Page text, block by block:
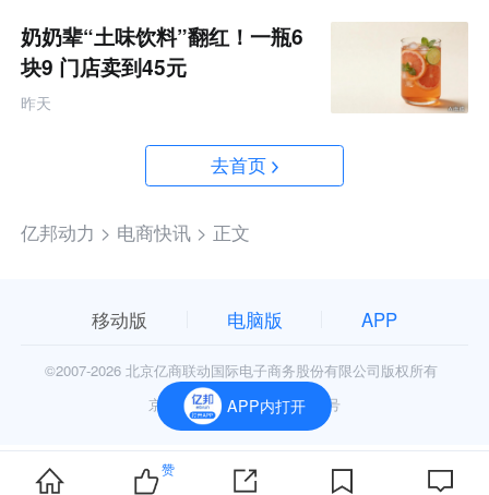
奶奶辈“土味饮料”翻红！一瓶6
块9 门店卖到45元
昨天
去首页
亿邦动力 > 电商快讯 > 正文
APP内打开
赞
移动版 电脑版 APP
©2007-2026 北京亿商联动国际电子商务股份有限公司版权所有
京公网安备11010602006906号